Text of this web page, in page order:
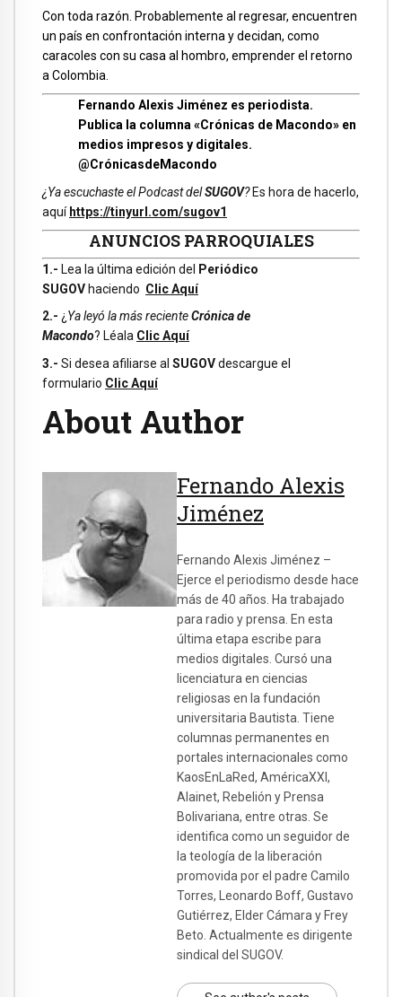
Con toda razón. Probablemente al regresar, encuentren
un país en confrontación interna y decidan, como
caracoles con su casa al hombro, emprender el retorno
a Colombia.
Fernando Alexis Jiménez es periodista.
Publica la columna «Crónicas de Macondo» en
medios impresos y digitales.
@CrónicasdeMacondo
¿Ya escuchaste el Podcast delSUGOV?Es hora de hacerlo,
aquí https://tinyurl.com/sugov1
ANUNCIOS PARROQUIALES
1.- Lea la última edición del
Periódico
SUGOV haciendo Clic Aquí
2.- ¿ Ya leyó la más recienteCrónica de
Macondo? Léala Clic Aquí
3.- Si desea afiliarse al SUGOVdescargue el
formulario Clic Aquí
About Author
Fernando Alexis
Jiménez
Fernando Alexis Jiménez –
Ejerce el periodismo desde hace
más de 40 años. Ha trabajado
para radio y prensa. En esta
última etapa escribe para
medios digitales. Cursó una
licenciatura en ciencias
religiosas en la fundación
universitaria Bautista. Tiene
columnas permanentes en
portales internacionales como
KaosEnLaRed, AméricaXXI,
Alainet, Rebelión y Prensa
Bolivariana, entre otras. Se
identifica como un seguidor de
la teología de la liberación
promovida por el padre Camilo
Torres, Leonardo Boff, Gustavo
Gutiérrez, Elder Cámara y Frey
Beto. Actualmente es dirigente
sindical del SUGOV.